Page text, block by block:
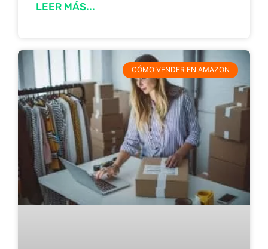
LEER MÁS...
CÓMO VENDER EN AMAZON